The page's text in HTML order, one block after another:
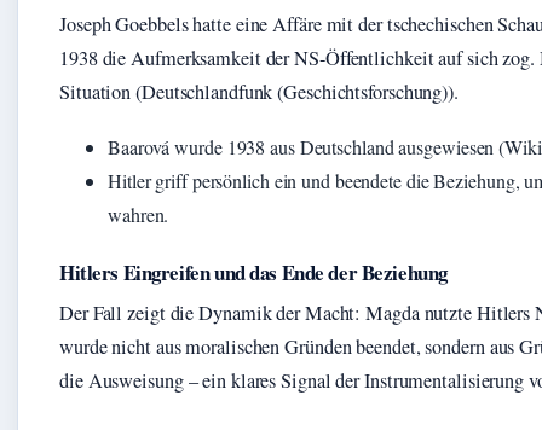
Joseph Goebbels hatte eine Affäre mit der tschechischen
1938 die Aufmerksamkeit der NS-Öffentlichkeit auf sich
Situation (Deutschlandfunk (Geschichtsforschung)).
Baarová wurde 1938 aus Deutschland ausgewiesen
Hitler griff persönlich ein und beendete die Beziehung,
wahren.
Hitlers Eingreifen und das Ende der Beziehung
Der Fall zeigt die Dynamik der Macht: Magda nutzte Hitlers
wurde nicht aus moralischen Gründen beendet, sondern aus
die Ausweisung – ein klares Signal der Instrumentalisierung